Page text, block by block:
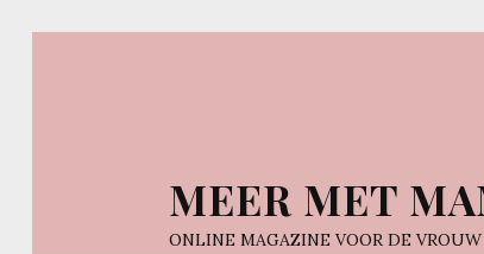
MEER MET
ONLINE MAGAZINE VOOR DE